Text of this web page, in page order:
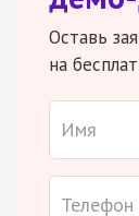
Оставь
на